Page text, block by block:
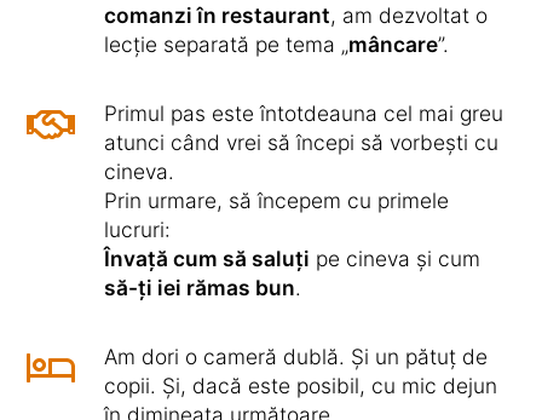
comanzi în restaurant, am dezvoltat o
lecție separată pe tema „mâncare”.
Primul pas este întotdeauna cel mai greu
atunci când vrei să începi să vorbești cu
cineva.
Prin urmare, să începem cu primele
lucruri:
Învață cum să saluți pe cineva și cum
să-ți iei rămas bun.
Am dori o cameră dublă. Și un pătuț de
copii. Și, dacă este posibil, cu mic dejun
în dimineața următoare.